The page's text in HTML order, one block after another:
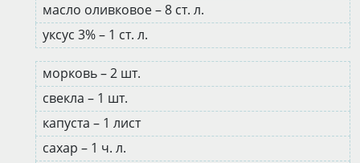
масло оливковое – 8 ст. л.
уксус 3% – 1 ст. л.
морковь – 2 шт.
свекла – 1 шт.
капуста – 1 лист
сахар – 1 ч. л.